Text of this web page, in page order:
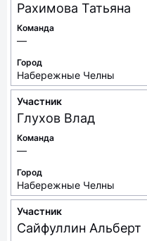
Рахимова Татьяна
Команда
—
Город
Набережные Челны
Участник
Глухов Влад
Команда
—
Город
Набережные Челны
Участник
Сайфуллин Альберт